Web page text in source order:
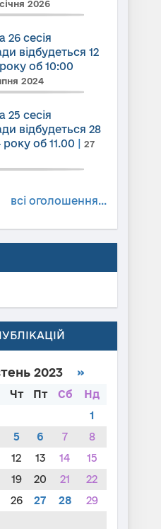
2026
26 сесія
відбудеться 12
об 10:00
2024
25 сесія
відбудеться 28
об 11.00
27
всі оголошення...
2023 »
Чт Пт Сб
Нд
1
5 6 7
8
12 13 14
15
19 20 21
22
26 27 28
29